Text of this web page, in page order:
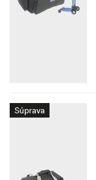
Súprava